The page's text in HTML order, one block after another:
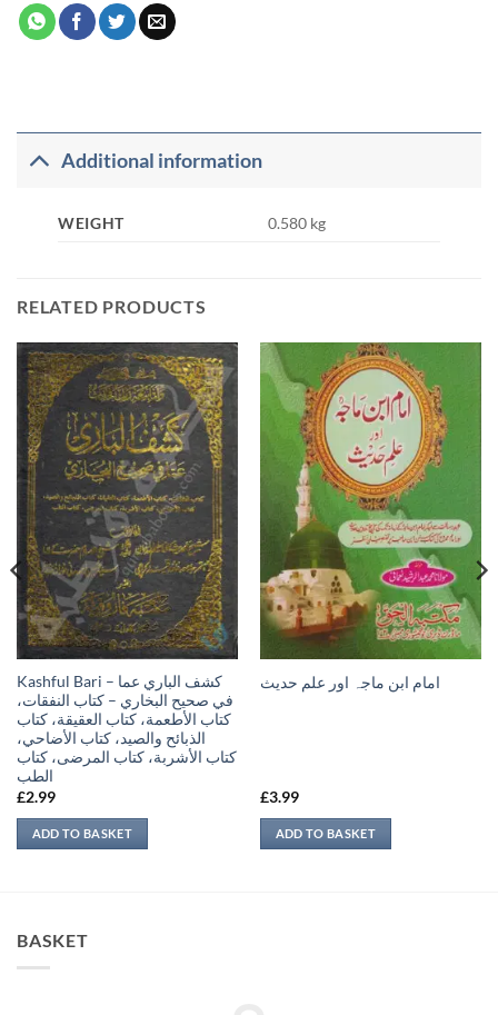
Additional information
WEIGHT 0.580 kg
RELATED PRODUCTS
Kashful Bari – كشف الباري عما
في صحيح البخاري – كتاب النفقات،
كتاب الأطعمة، كتاب العقيقة، كتاب
الذبائح والصيد، كتاب الأضاحي،
كتاب الأشربة، كتاب المرضى، كتاب
الطب
£2.99
ADD TO BASKET
امام ابن ماجہ اور علم حديث
£3.99
ADD TO BASKET
BASKET